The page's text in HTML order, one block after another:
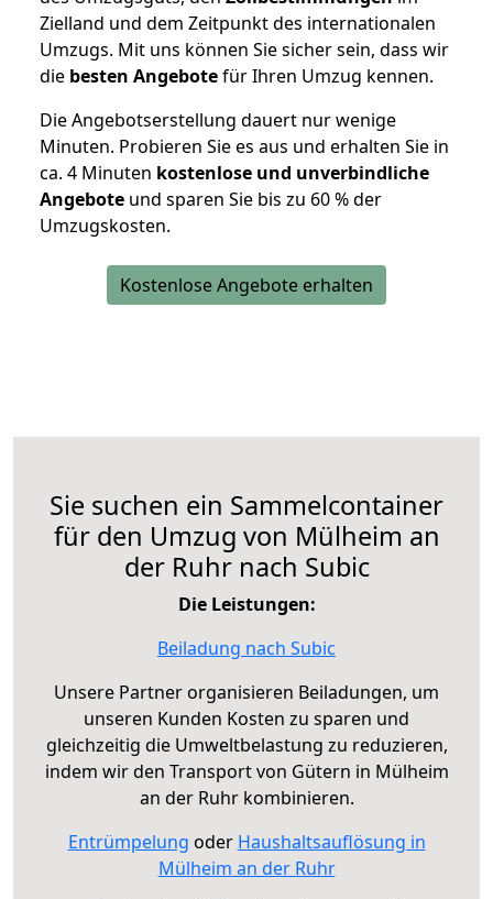
Zielland und dem Zeitpunkt des internationalen
Umzugs. Mit uns können Sie sicher sein, dass wir
die besten Angebotefür Ihren Umzug kennen.
Die Angebotserstellung dauert nur wenige
Minuten. Probieren Sie es aus und erhalten Sie in
ca. 4 Minuten kostenlose und unverbindliche
Angebote und sparen Sie bis zu 60 % der
Umzugskosten.
Kostenlose Angebote erhalten
Sie suchen ein Sammelcontainer
für den Umzug von Mülheim an
der Ruhr nach Subic
Die Leistungen:
Beiladung nach Subic
Unsere Partner organisieren Beiladungen, um
unseren Kunden Kosten zu sparen und
gleichzeitig die Umweltbelastung zu reduzieren,
indem wir den Transport von Gütern in Mülheim
an der Ruhr kombinieren.
Entrümpelung oder Haushaltsauflösung in
Mülheim an der Ruhr